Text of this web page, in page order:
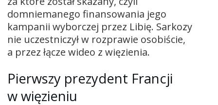
domniemanego finansowania jego
kampanii wyborczej przez Libię. Sarkozy
nie uczestniczył w rozprawie osobiście,
a przez łącze wideo z więzienia.
Pierwszy prezydent Francji
w więzieniu